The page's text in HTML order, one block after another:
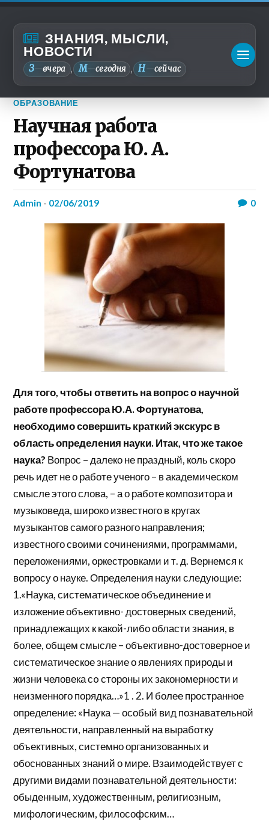
ЗНАНИЯ, МЫСЛИ,
НОВОСТИ
З—вчера , М—сегодня , Н—сейчас
ОБРАЗОВАНИЕ
Научная работа
профессора Ю. А.
Фортунатова
admin - 02/06/2019 0
Для того, чтобы ответить на вопрос о научной
работе профессора Ю.А. Фортунатова,
необходимо совершить краткий экскурс в
область определения науки. Итак, что же такое
наука? Вопрос – далеко не праздный, коль скоро
речь идет не о работе ученого – в академическом
смысле этого слова, – а о работе композитора и
музыковеда, широко известного в кругах
музыкантов самого разного направления;
известного своими сочинениями, программами,
переложениями, оркестровками и т. д. Вернемся к
вопросу о науке. Определения науки следующие:
1.«Наука, систематическое объединение и
изложение объективно- достоверных сведений,
принадлежащих к какой-либо области знания, в
более, общем смысле – объективно-достоверное и
систематическое знание о явлениях природы и
жизни человека сo стороны их закономерности и
неизменного порядка…»1 . 2. И более пространное
определение: «Наука — особый вид познавательной
деятельности, направленный на выработку
объективных, системно организованных и
обоснованных знаний о мире. Взаимодействует с
другими видами познавательной деятельности:
обыденным, художественным, религиозным,
мифологическим, философским…